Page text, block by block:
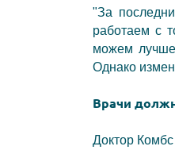
"За
работаем с
можем лучше
Однако
Врачи
Доктор